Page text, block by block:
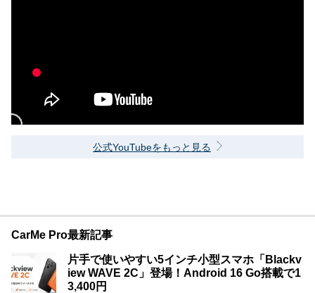
公式YouTubeをもっと見る
CarMe Pro最新記事
片手で使いやすい5インチ小型スマホ「Blackv
iew WAVE 2C」登場！Android 16 Go搭載で1
3,400円